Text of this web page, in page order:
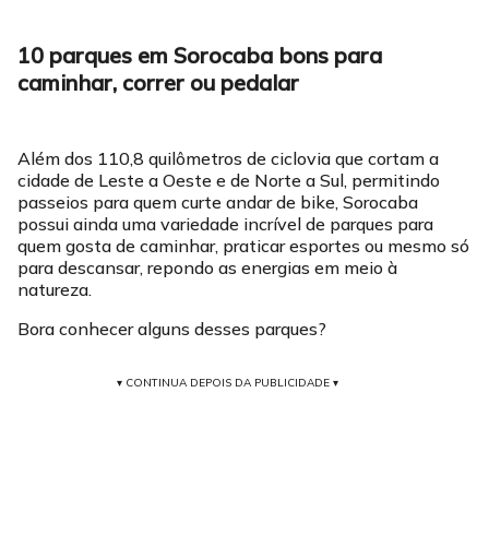
10 parques em Sorocaba bons para
caminhar, correr ou pedalar
Além dos 110,8 quilômetros de ciclovia que cortam a
cidade de Leste a Oeste e de Norte a Sul, permitindo
passeios para quem curte andar de bike, Sorocaba
possui ainda uma variedade incrível de parques para
quem gosta de caminhar, praticar esportes ou mesmo só
para descansar, repondo as energias em meio à
natureza.
Bora conhecer alguns desses parques?
▾ CONTINUA DEPOIS DA PUBLICIDADE ▾